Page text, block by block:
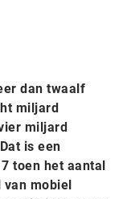
dan twaalf
miljard
miljard
is een
toen het aantal
van mobiel